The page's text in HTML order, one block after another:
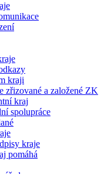
kraji
zřizované a založené ZK
kraj
spolupráce
kraje
pomáhá